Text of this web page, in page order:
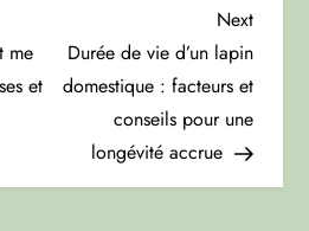
me
et
Next
Post
Next
Durée de vie d’un lapin
domestique : facteurs et
conseils pour une
longévité accrue